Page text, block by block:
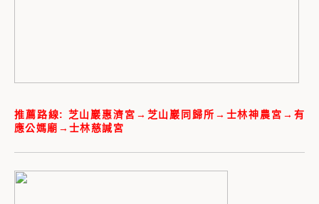
推薦路線: 芝山巖惠濟宮→芝山巖同歸所→士林神農宮→有
應公媽廟→士林慈諴宮